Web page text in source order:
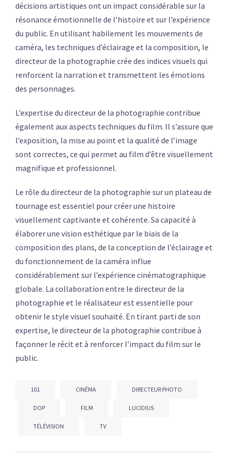
décisions artistiques ont un impact considérable sur la
résonance émotionnelle de l’histoire et sur l’expérience
du public. En utilisant habilement les mouvements de
caméra, les techniques d’éclairage et la composition, le
directeur de la photographie crée des indices visuels qui
renforcent la narration et transmettent les émotions
des personnages.
L’expertise du directeur de la photographie contribue
également aux aspects techniques du film. Il s’assure que
l’exposition, la mise au point et la qualité de l’image
sont correctes, ce qui permet au film d’être visuellement
magnifique et professionnel.
Le rôle du directeur de la photographie sur un plateau de
tournage est essentiel pour créer une histoire
visuellement captivante et cohérente. Sa capacité à
élaborer une vision esthétique par le biais de la
composition des plans, de la conception de l’éclairage et
du fonctionnement de la caméra influe
considérablement sur l’expérience cinématographique
globale. La collaboration entre le directeur de la
photographie et le réalisateur est essentielle pour
obtenir le style visuel souhaité. En tirant parti de son
expertise, le directeur de la photographie contribue à
façonner le récit et à renforcer l’impact du film sur le
public.
101 CINÉMA DIRECTEUR PHOTO
DOP FILM LUCIDIUS
TÉLÉVISION TV